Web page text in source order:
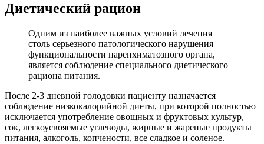
Диетический рацион
Одним из наиболее важных условий лечения
столь серьезного патологического нарушения
функциональности паренхиматозного органа,
является соблюдение специального диетического
рациона питания.
После 2-3 дневной голодовки пациенту назначается
соблюдение низкокалорийной диеты, при которой полностью
исключается употребление овощных и фруктовых культур,
сок, легкоусвояемые углеводы, жирные и жареные продукты
питания, алкоголь, копчености, все сладкое и соленое.